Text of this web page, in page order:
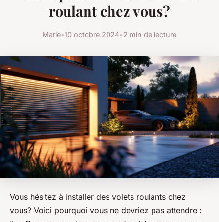
roulant chez vous?
Marie•10 octobre 2024•2 min de lecture
Vous hésitez à installer des volets roulants chez
vous? Voici pourquoi vous ne devriez pas attendre :